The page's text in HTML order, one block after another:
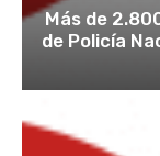
Más de
de Policía